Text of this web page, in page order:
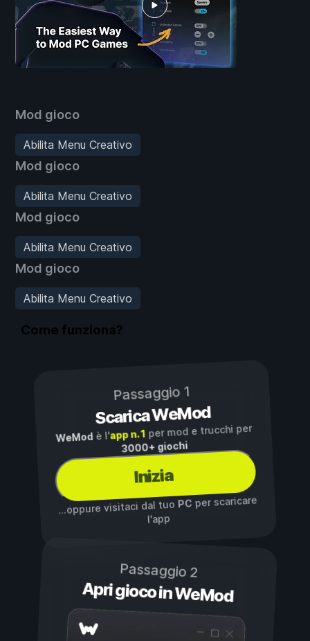
Mod gioco
Abilita Menu Creativo
Mod gioco
Abilita Menu Creativo
Mod gioco
Abilita Menu Creativo
Mod gioco
Abilita Menu Creativo
Come funziona?
Passaggio 1
Scarica WeMod
WeMod è l'app n. 1per mod e trucchi per
3000+ giochi
Inizia
...oppure visitaci dal tuoPC per scaricare
l'app
Passaggio 2
Apri gioco in WeMod